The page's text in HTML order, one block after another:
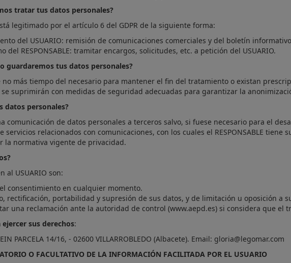
tratar tus datos personales?
legitimado por el artículo 6 del GDPR de la siguiente forma:
del USUARIO: remisión de comunicaciones comerciales y del boletín
del RESPONSABLE: tramitar encargos, solicitudes, etc. a petición del USUARIO.
guardaremos tus datos personales?
no más tiempo del necesario para mantener el fin del tratamiento o existan
suprimirán con medidas de seguridad adecuadas para garantizar la
datos personales?
comunicación de datos personales a terceros salvo, si fuese necesario para el
servicios relacionados con comunicaciones, con los cuales el RESPONSABLE
la normativa vigente de privacidad.
al USUARIO son:
consentimiento en cualquier momento.
rectificación, portabilidad y supresión de sus datos, y de limitación u oposición a
una reclamación ante la autoridad de control (www.aepd.es) si considera que el
sus derechos:
PARCELA 14/16, - 02600 VILLARROBLEDO (Albacete). Email: gloria@legomar.com
O FACULTATIVO DE LA INFORMACIÓN FACILITADA POR EL USUARIO